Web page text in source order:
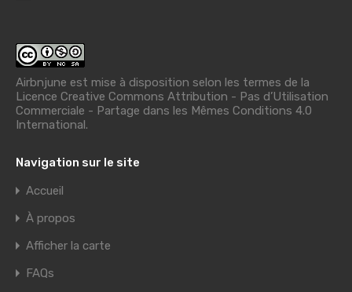
Airbnjune est mise à disposition selon les termes de la
Licence Creative Commons Attribution - Pas d’Utilisation
Commerciale - Partage dans les Mêmes Conditions 4.0
International.
Navigation sur le site
Accueil
À propos
Afficher la carte
FAQs